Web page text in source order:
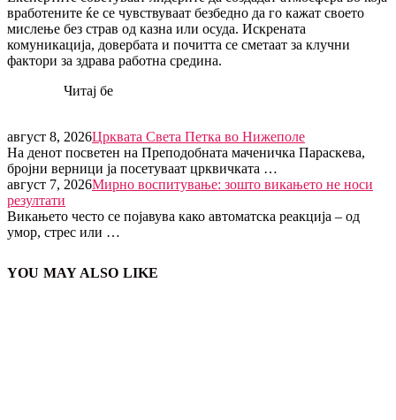
вработените ќе се чувствуваат безбедно да го кажат своето
мислење без страв од казна или осуда. Искрената
комуникација, довербата и почитта се сметаат за клучни
фактори за здрава работна средина.
Читај бе
август 8, 2026Црквата Света Петка во Нижеполе
На денот посветен на Преподобната маченичка Параскева,
бројни верници ја посетуваат црквичката …
август 7, 2026Мирно воспитување: зошто викањето не носи
резултати
Викањето често се појавува како автоматска реакција – од
умор, стрес или …
YOU MAY ALSO LIKE